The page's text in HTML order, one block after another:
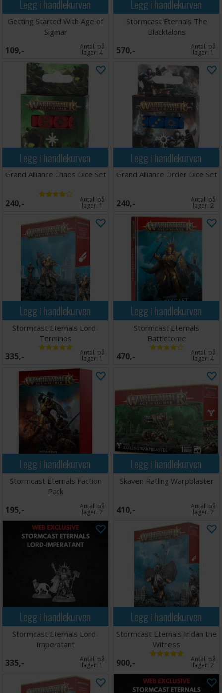
Legg i handlekurven
Getting Started With Age of
Sigmar
109,- Antall på
lager:4
Legg i handlekurven
Stormcast Eternals The
Blacktalons
570,- Antall på
lager:1
Legg i handlekurven
Grand Alliance Chaos Dice Set
240,- Antall på
lager:1
Legg i handlekurven
Grand Alliance Order Dice Set
240,- Antall på
lager:2
Legg i handlekurven
Stormcast Eternals Lord-
Terminos
335,- Antall på
lager:1
Legg i handlekurven
Stormcast Eternals
Battletome
470,- Antall på
lager:4
Legg i handlekurven
Stormcast Eternals Faction
Pack
195,- Antall på
lager:2
Legg i handlekurven
Skaven Ratling Warpblaster
410,- Antall på
lager:2
Legg i handlekurven
Stormcast Eternals Lord-
Imperatant
335,- Antall på
lager:1
Legg i handlekurven
Stormcast Eternals Iridan the
Witness
900,- Antall på
lager:2